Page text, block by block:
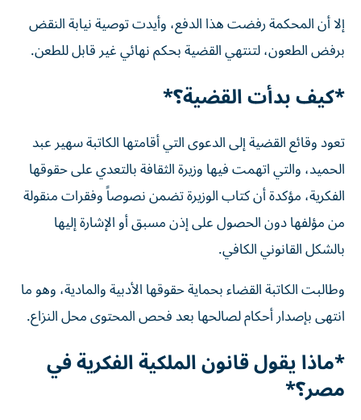
إلا أن المحكمة رفضت هذا الدفع، وأيدت توصية نيابة النقض
برفض الطعون، لتنتهي القضية بحكم نهائي غير قابل للطعن.
*كيف بدأت القضية؟*
تعود وقائع القضية إلى الدعوى التي أقامتها الكاتبة سهير عبد
الحميد، والتي اتهمت فيها وزيرة الثقافة بالتعدي على حقوقها
الفكرية، مؤكدة أن كتاب الوزيرة تضمن نصوصاً وفقرات منقولة
من مؤلفها دون الحصول على إذن مسبق أو الإشارة إليها
بالشكل القانوني الكافي.
وطالبت الكاتبة القضاء بحماية حقوقها الأدبية والمادية، وهو ما
انتهى بإصدار أحكام لصالحها بعد فحص المحتوى محل النزاع.
*ماذا يقول قانون الملكية الفكرية في
مصر؟*